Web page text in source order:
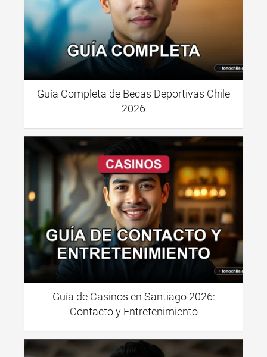
Guía Completa de Becas Deportivas Chile
2026
Guía de Casinos en Santiago 2026:
Contacto y Entretenimiento